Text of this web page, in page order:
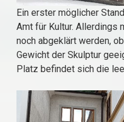
Ein erster möglicher
Amt für Kultur. Allerdings
noch abgeklärt werden,
Gewicht der Skulptur
Platz befindet sich die